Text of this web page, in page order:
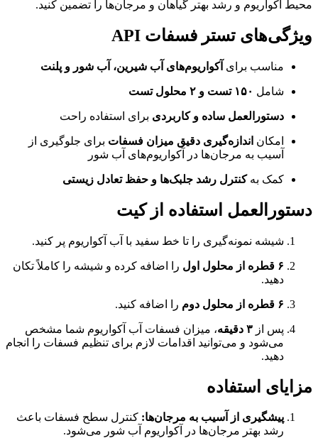
محیط آکواریوم و رشد بهتر گیاهان و مرجان‌ها را تضمین کنید.
ویژگی‌های تستر فسفات API
مناسب برای آکواریوم‌های آب شیرین، آب شور و پلنت
شامل ۱۵۰ تست و ۲ محلول تست
دستورالعمل ساده و کاربردی برای استفاده راحت
امکان اندازه‌گیری دقیق میزان فسفات برای جلوگیری از
آسیب به مرجان‌ها در آکواریوم‌های آب شور
کمک بهکنترل رشد جلبک‌ها و حفظ تعادل زیستی
دستورالعمل استفاده از کیت
شیشه نمونه‌گیری را تا خط سفید با آب آکواریوم پر کنید.
۶ قطره از محلول اول
را اضافه کرده و شیشه را کاملاً تکان
دهید.
۶ قطره از محلول دوم را اضافه کنید.
پس از ۳ دقیقه
، میزان فسفات آب آکواریوم شما مشخص
می‌شود و می‌توانید اقدامات لازم برای تنظیم فسفات را انجام
دهید.
مزایای استفاده
پیشگیری از آسیب به مرجان‌ها: کنترل سطح فسفات باعث
رشد بهتر مرجان‌ها در آکواریوم آب شور می‌شود.